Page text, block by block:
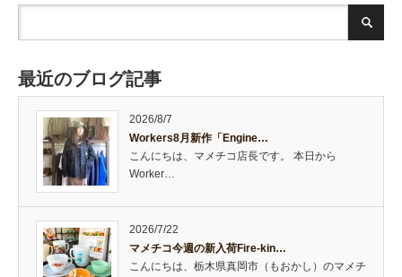
最近のブログ記事
2026/8/7
Workers8月新作「Engine…
こんにちは、マメチコ店長です。 本日から
Worker…
2026/7/22
マメチコ今週の新入荷Fire-kin…
こんにちは、栃木県真岡市（もおかし）のマメチ